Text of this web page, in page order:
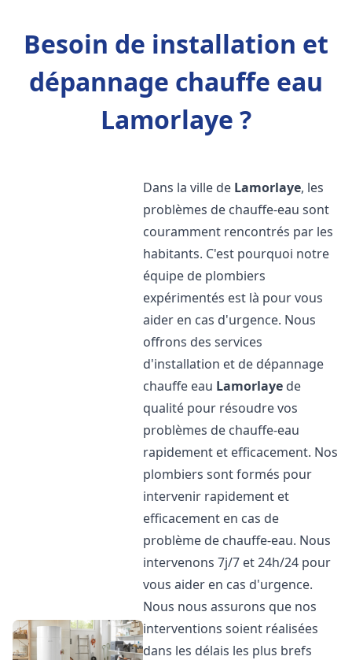
Besoin de installation et
dépannage chauffe eau
Lamorlaye ?
Dans la ville de Lamorlaye, les
problèmes de chauffe-eau sont
couramment rencontrés par les
habitants. C'est pourquoi notre
équipe de plombiers
expérimentés est là pour vous
aider en cas d'urgence. Nous
offrons des services
d'installation et de dépannage
chauffe eau Lamorlaye de
qualité pour résoudre vos
problèmes de chauffe-eau
rapidement et efficacement. Nos
plombiers sont formés pour
intervenir rapidement et
efficacement en cas de
problème de chauffe-eau. Nous
intervenons 7j/7 et 24h/24 pour
vous aider en cas d'urgence.
Nous nous assurons que nos
interventions soient réalisées
dans les délais les plus brefs